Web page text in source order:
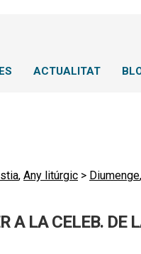
ACTUALITAT
, Any litúrgic > Diumenge,
A LA CELEB. DE